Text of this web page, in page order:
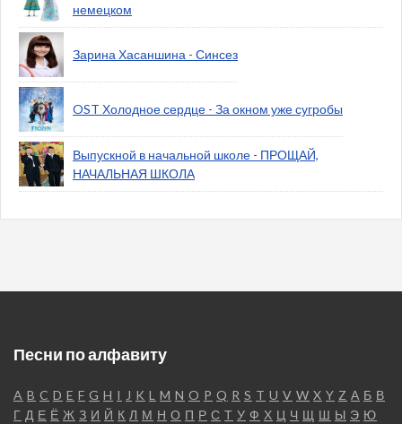
немецком
Зарина Хасаншина - Синсез
OST Холодное сердце - За окном уже сугробы
Выпускной в начальной школе - ПРОЩАЙ,
НАЧАЛЬНАЯ ШКОЛА
Песни по алфавиту
A B C D E F G H I J K L M N O P Q R S T U V W X Y Z А Б В
Г Д Е Ё Ж З И Й К Л М Н О П Р С Т У Ф Х Ц Ч Щ Ш Ы Э Ю